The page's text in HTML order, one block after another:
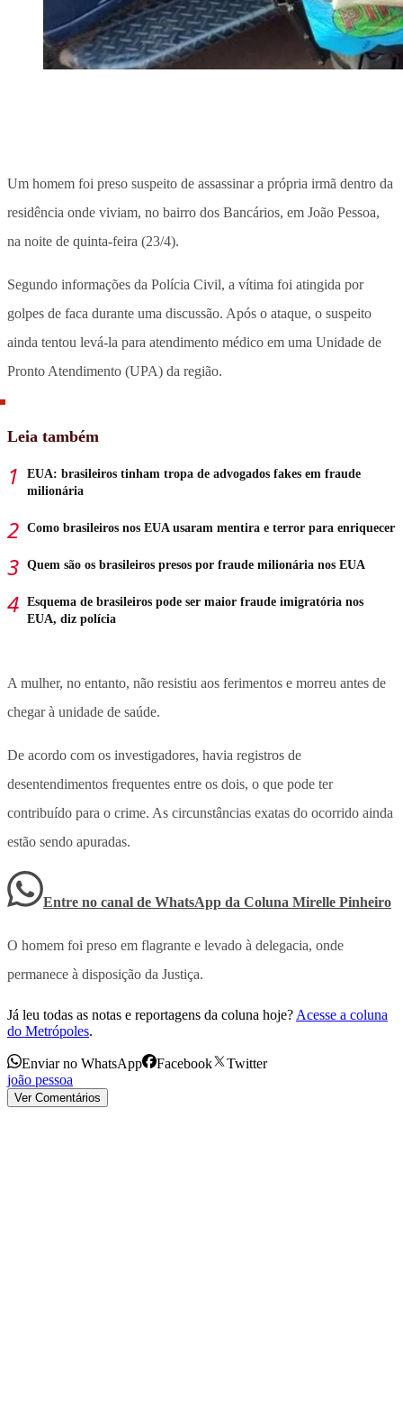
Um homem foi preso suspeito de assassinar a própria irmã dentro da
residência onde viviam, no bairro dos Bancários, em João Pessoa,
na noite de quinta-feira (23/4).
Segundo informações da Polícia Civil, a vítima foi atingida por
golpes de faca durante uma discussão. Após o ataque, o suspeito
ainda tentou levá-la para atendimento médico em uma Unidade de
Pronto Atendimento (UPA) da região.
Leia também
EUA: brasileiros tinham tropa de advogados fakes em fraude
milionária
Como brasileiros nos EUA usaram mentira e terror para enriquecer
Quem são os brasileiros presos por fraude milionária nos EUA
Esquema de brasileiros pode ser maior fraude imigratória nos
EUA, diz polícia
A mulher, no entanto, não resistiu aos ferimentos e morreu antes de
chegar à unidade de saúde.
De acordo com os investigadores, havia registros de
desentendimentos frequentes entre os dois, o que pode ter
contribuído para o crime. As circunstâncias exatas do ocorrido ainda
estão sendo apuradas.
Entre no canal de WhatsApp da Coluna Mirelle Pinheiro
O homem foi preso em flagrante e levado à delegacia, onde
permanece à disposição da Justiça.
Já leu todas as notas e reportagens da coluna hoje? Acesse a coluna
do Metrópoles.
Enviar no WhatsApp Facebook
Twitter
joão pessoa
Ver Comentários